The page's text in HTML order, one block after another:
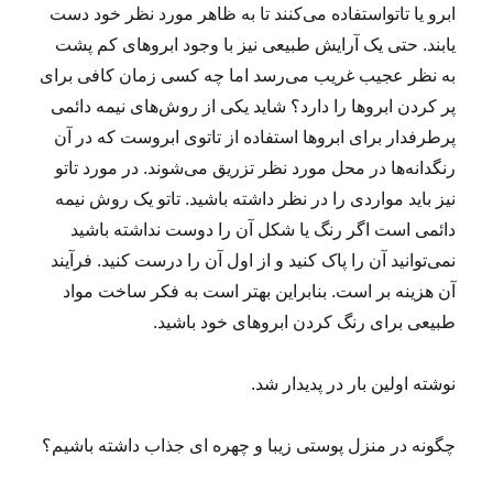
ابرو یا تاتواستفاده می‌کنند تا به ظاهر مورد نظر خود دست
یابند. حتی یک آرایش طبیعی نیز با وجود ابروهای کم پشت
به نظر عجیب غریب می‌رسد اما چه کسی زمان کافی برای
پر کردن ابروها را دارد؟ شاید یکی از روش‌های نیمه دائمی
پرطرفدار برای ابروها استفاده از تاتوی ابروست که در آن
رنگدانه‌ها در محل مورد نظر تزریق می‌شوند. در مورد تاتو
نیز باید مواردی را در نظر داشته باشید. تاتو یک روش نیمه
دائمی است اگر رنگ یا شکل آن را دوست نداشته باشید
نمی‌توانید آن را پاک کنید و از اول آن را درست کنید. فرآیند
آن هزینه بر است. بنابراین بهتر است به فکر ساخت مواد
طبیعی برای رنگ کردن ابروهای خود باشید.
نوشته اولین بار در پدیدار شد.
چگونه در منزل پوستی زیبا و چهره ای جذاب داشته باشیم؟